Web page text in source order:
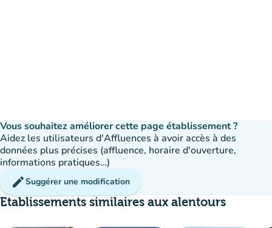
Vous souhaitez améliorer cette page établissement ?
Aidez les utilisateurs d'Affluences à avoir accès à des
données plus précises (affluence, horaire d'ouverture,
informations pratiques…)
editSuggérer une modification
Etablissements similaires aux alentours